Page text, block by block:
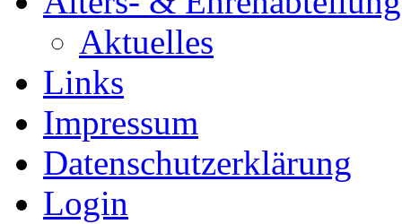
Aktuelles
Links
Impressum
Datenschutzerklärung
Login